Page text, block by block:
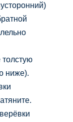
толстую
ниже).